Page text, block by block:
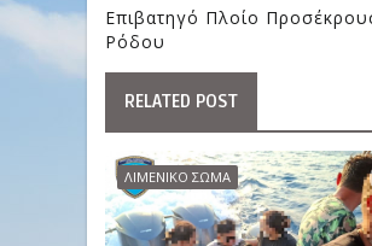
Επιβατηγό Πλοίο
Ρόδου
RELATED POST
ΛΙΜΕΝΙΚΟ ΣΩΜΑ